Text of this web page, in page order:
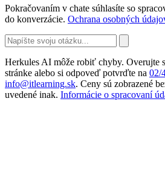
Pokračovaním v chate súhlasíte so
do konverzácie. Ochrana osobných
Herkules AI môže robiť chyby. Overujte
stránke alebo si odpoveď potvrďte na 02/
info@itlearning.sk. Ceny sú zobrazené
uvedené inak. Informácie o spracovaní